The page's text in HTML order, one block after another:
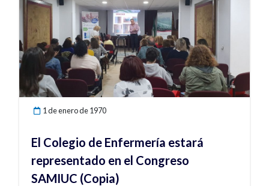
responsabilidad de todos los que componemos el
Colegio Oficial de Enfermería de Almería
mostramos a continuación cuáles son estos
criterios mínimos: 1. Duración del contrato: Tres
meses o superior. 2. Salario: Nunca podrá ser
inferior al salario…
1 de enero de 1970
El Colegio de Enfermería estará
representado en el Congreso
SAMIUC (Copia)